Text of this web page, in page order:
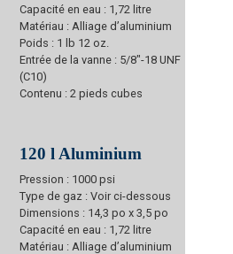
Capacité en eau : 1,72 litre
Matériau : Alliage d’aluminium
Poids : 1 lb 12 oz.
Entrée de la vanne : 5/8"-18 UNF
(C10)
Contenu : 2 pieds cubes
120 l Aluminium
Pression : 1000 psi
Type de gaz : Voir ci-dessous
Dimensions : 14,3 po x 3,5 po
Capacité en eau : 1,72 litre
Matériau : Alliage d’aluminium